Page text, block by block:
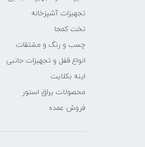
تجهیزات آشپزخانه
تخت کمجا
چسب و رنگ و مشتقات
انواع قفل و تجهیزات جانبی
اینه بکلایت
محصولات یراق استور
فروش عمده